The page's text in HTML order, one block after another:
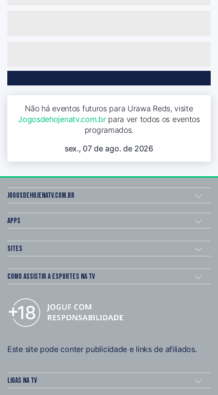
Não há eventos futuros para Urawa Reds, visite
Jogosdehojenatv.com.brpara ver todos os eventos
programados.
sex., 07 de ago. de 2026
Jogosdehojenatv.com.br
Apps
Sites
Como assistir a esportes na TV
Este site pode conter publicidade e links de afiliados.
Ligas na TV